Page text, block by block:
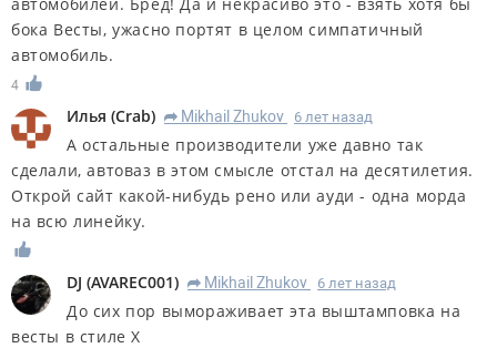
бока Весты, ужасно портят в целом симпатичный
автомобиль.
4
Илья (Crab) R Mikhail Zhukov 6 лет назад
А остальные производители уже давно так
сделали, автоваз в этом смысле отстал на десятилетия.
Открой сайт какой-нибудь рено или ауди - одна морда
на всю линейку.
DJ (AVAREC001) R Mikhail Zhukov 6 лет назад
До сих пор вымораживает эта выштамповка на
весты в стиле Х